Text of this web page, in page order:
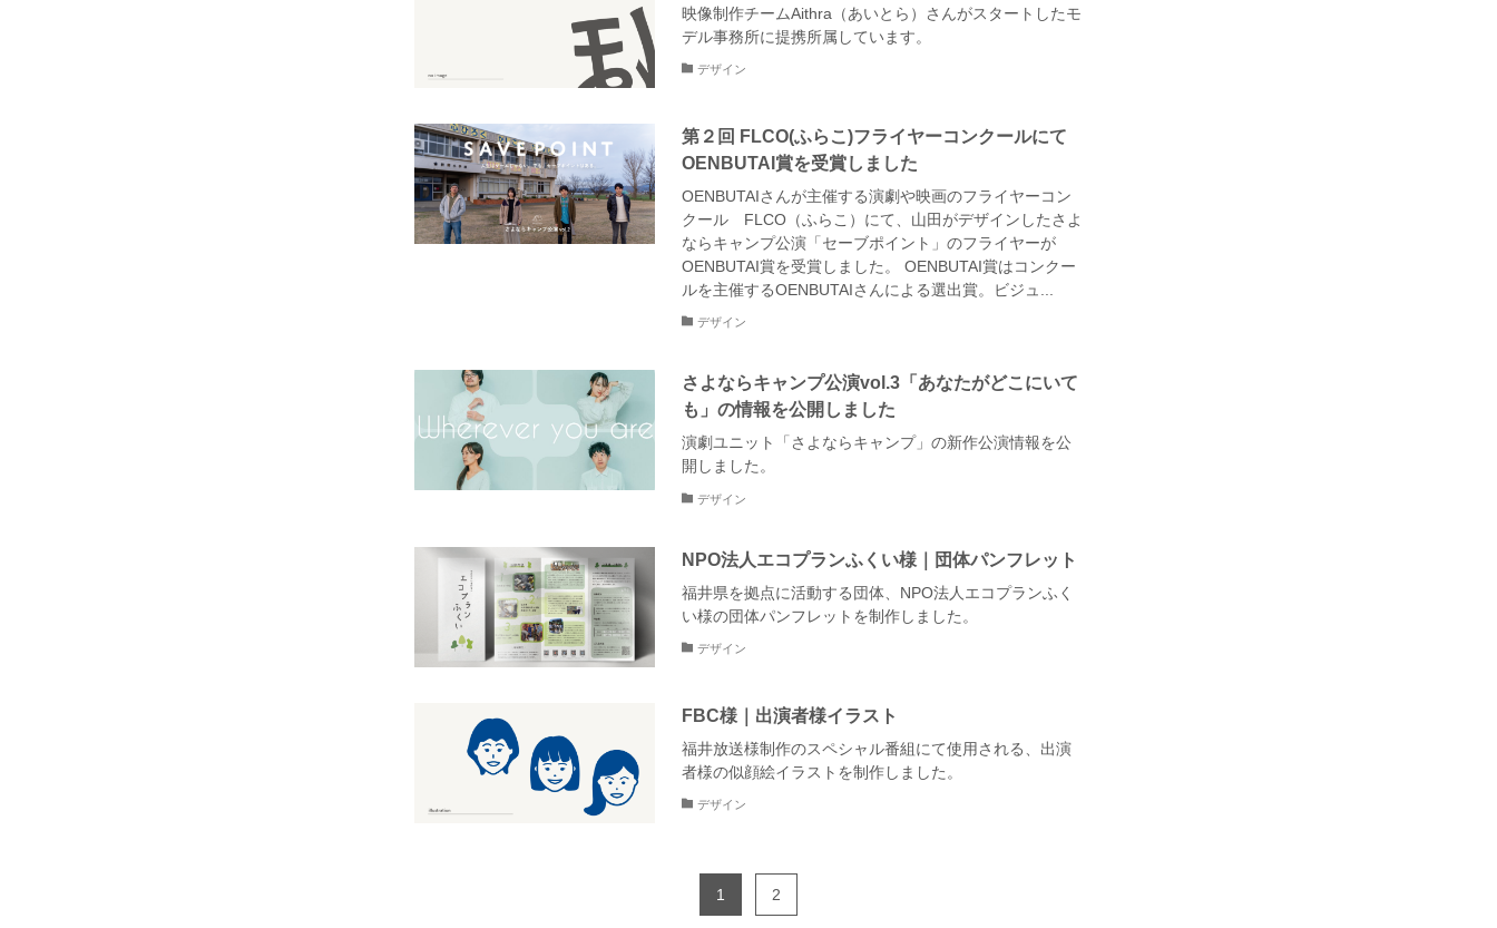
映像制作チームAithra（あいとら）さんがスタートしたモ
デル事務所に提携所属しています。
デザイン
第２回 FLCO(ふらこ)フライヤーコンクールにて
OENBUTAI賞を受賞しました
OENBUTAIさんが主催する演劇や映画のフライヤーコン
クール FLCO（ふらこ）にて、山田がデザインしたさよ
ならキャンプ公演「セーブポイント」のフライヤーが
OENBUTAI賞を受賞しました。 OENBUTAI賞はコンクー
ルを主催するOENBUTAIさんによる選出賞。ビジュ...
デザイン
さよならキャンプ公演vol.3「あなたがどこにいて
も」の情報を公開しました
演劇ユニット「さよならキャンプ」の新作公演情報を公
開しました。
デザイン
NPO法人エコプランふくい様｜団体パンフレット
福井県を拠点に活動する団体、NPO法人エコプランふく
い様の団体パンフレットを制作しました。
デザイン
FBC様｜出演者様イラスト
福井放送様制作のスペシャル番組にて使用される、出演
者様の似顔絵イラストを制作しました。
デザイン
1 2